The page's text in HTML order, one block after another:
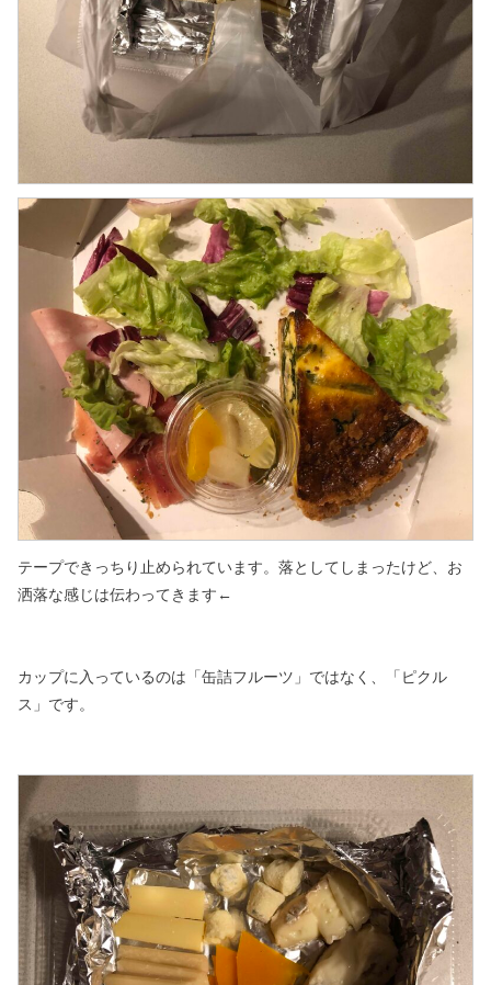
テープできっちり止められています。落としてしまったけど、お
洒落な感じは伝わってきます←
カップに入っているのは「缶詰フルーツ」ではなく、「ピクル
ス」です。